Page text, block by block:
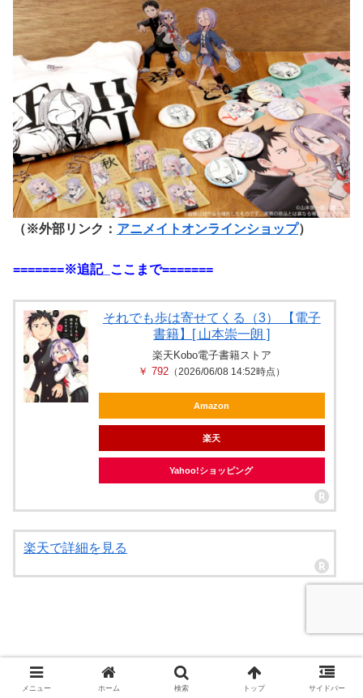
（※外部リンク： アニメイトオンラインショップ）
=======※追記_ここまで=======
それでも歩は寄せてくる（3） 【電子
書籍】[ 山本崇一朗 ]
楽天Kobo電子書籍ストア
￥ 792 （2026/06/08 14:52時点）
Amazon
楽天
Yahoo!ショッピング
楽天で詳細を見る
メニュー ホーム 検索 トップ サイドバー